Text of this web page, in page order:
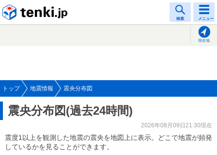
検索 メニュー
現在地
トップ 地震情報 震央分布図
震央分布図(過去24時間)
2026年08月09日21:30現在
震度1以上を観測した地震の震央を地図上に表示。どこで地震が頻発
しているかを見ることができます。